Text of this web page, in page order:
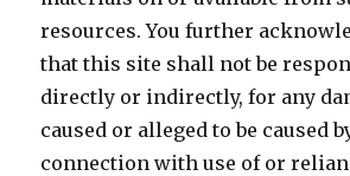
resources. You further
that this site shall not be
directly or indirectly, for any
caused or alleged to be caused
connection with use of or